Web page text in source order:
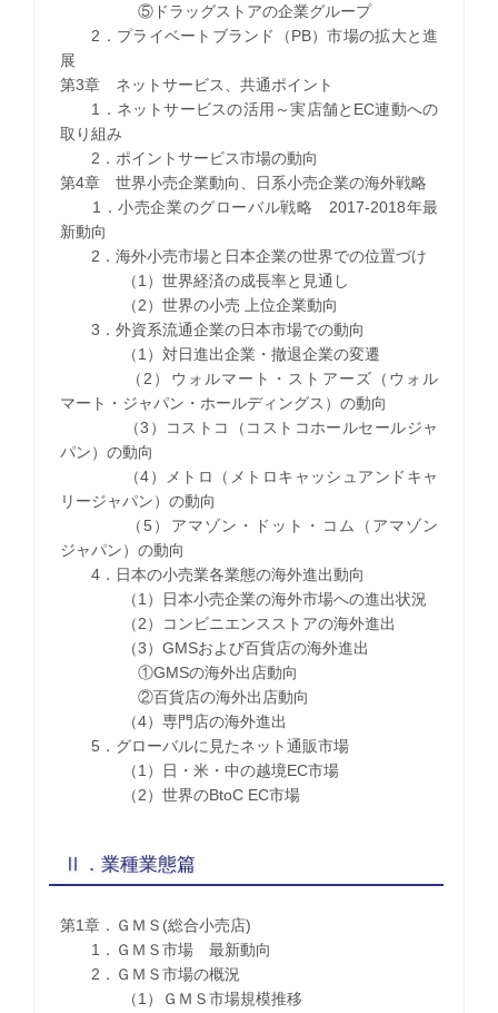
⑤ドラッグストアの企業グループ
2．プライベートブランド（PB）市場の拡大と進
展
第3章 ネットサービス、共通ポイント
1．ネットサービスの活用～実店舗とEC連動への
取り組み
2．ポイントサービス市場の動向
第4章 世界小売企業動向、日系小売企業の海外戦略
1．小売企業のグローバル戦略 2017-2018年最
新動向
2．海外小売市場と日本企業の世界での位置づけ
（1）世界経済の成長率と見通し
（2）世界の小売 上位企業動向
3．外資系流通企業の日本市場での動向
（1）対日進出企業・撤退企業の変遷
（2）ウォルマート・ストアーズ（ウォル
マート・ジャパン・ホールディングス）の動向
（3）コストコ（コストコホールセールジャ
パン）の動向
（4）メトロ（メトロキャッシュアンドキャ
リージャパン）の動向
（5）アマゾン・ドット・コム（アマゾン
ジャパン）の動向
4．日本の小売業各業態の海外進出動向
（1）日本小売企業の海外市場への進出状況
（2）コンビニエンスストアの海外進出
（3）GMSおよび百貨店の海外進出
①GMSの海外出店動向
②百貨店の海外出店動向
（4）専門店の海外進出
5．グローバルに見たネット通販市場
（1）日・米・中の越境EC市場
（2）世界のBtoC EC市場
Ⅱ．業種業態篇
第1章．ＧＭＳ(総合小売店)
1．ＧＭＳ市場 最新動向
2．ＧＭＳ市場の概況
（1）ＧＭＳ市場規模推移